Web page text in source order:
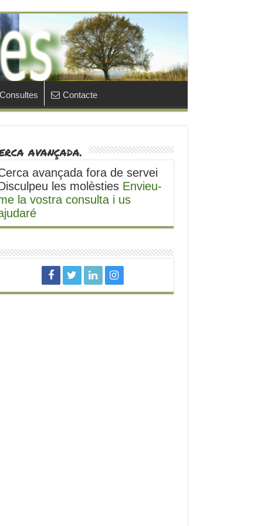
Consultes Contacte
avançada.
avançada fora de servei
les molèsties Envieu-
la vostra consulta i us